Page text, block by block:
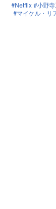
Netflix
小野寺
マイケル・リ